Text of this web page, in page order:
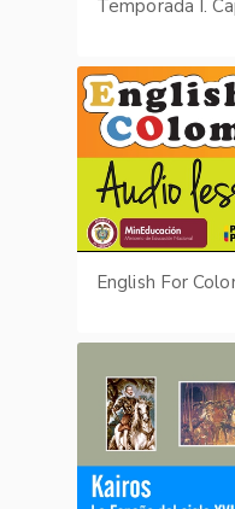
Temporada I.
English For